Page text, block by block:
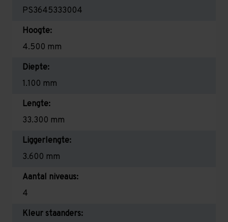
PS3645333004
Hoogte:
4.500 mm
Diepte:
1.100 mm
Lengte:
33.300 mm
Liggerlengte:
3.600 mm
Aantal niveaus:
4
Kleur staanders: